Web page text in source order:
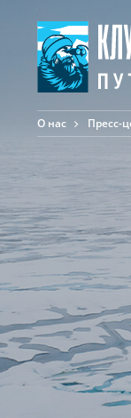
О нас Пресс-